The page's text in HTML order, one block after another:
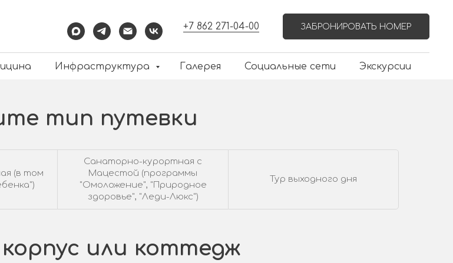
+7 862 271-04-00 ЗАБРОНИРОВАТЬ НОМЕР
Инфраструктура Галерея Социальные сети Экскурсии
тип путевки
(в том
Санаторно-курортная с
Мацестой (программы
"Омоложение", "Природное
здоровье", "Леди-Люкс")
Тур выходного дня
или коттедж